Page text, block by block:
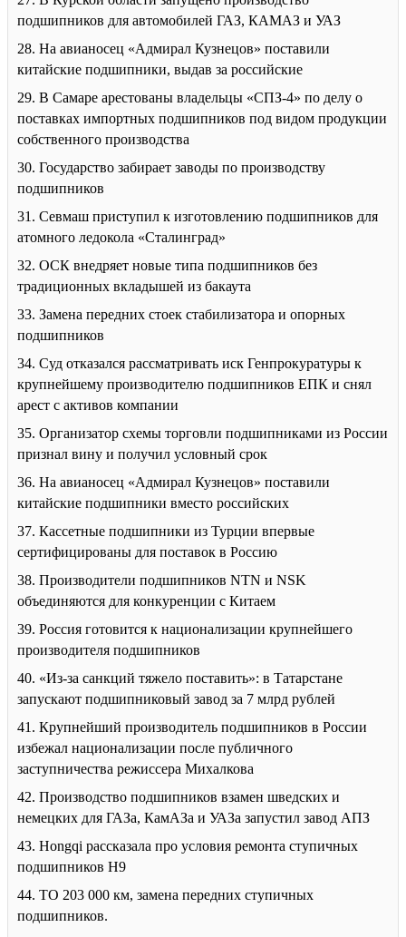
подшипников для автомобилей ГАЗ, КАМАЗ и УАЗ
28. На авианосец «Адмирал Кузнецов» поставили
китайские подшипники, выдав за российские
29. В Самаре арестованы владельцы «СПЗ-4» по делу о
поставках импортных подшипников под видом продукции
собственного производства
30. Государство забирает заводы по производству
подшипников
31. Севмаш приступил к изготовлению подшипников для
атомного ледокола «Сталинград»
32. ОСК внедряет новые типа подшипников без
традиционных вкладышей из бакаута
33. Замена передних стоек стабилизатора и опорных
подшипников
34. Суд отказался рассматривать иск Генпрокуратуры к
крупнейшему производителю подшипников ЕПК и снял
арест с активов компании
35. Организатор схемы торговли подшипниками из России
признал вину и получил условный срок
36. На авианосец «Адмирал Кузнецов» поставили
китайские подшипники вместо российских
37. Кассетные подшипники из Турции впервые
сертифицированы для поставок в Россию
38. Производители подшипников NTN и NSK
объединяются для конкуренции с Китаем
39. Россия готовится к национализации крупнейшего
производителя подшипников
40. «Из-за санкций тяжело поставить»: в Татарстане
запускают подшипниковый завод за 7 млрд рублей
41. Крупнейший производитель подшипников в России
избежал национализации после публичного
заступничества режиссера Михалкова
42. Производство подшипников взамен шведских и
немецких для ГАЗа, КамАЗа и УАЗа запустил завод АПЗ
43. Hongqi рассказала про условия ремонта ступичных
подшипников H9
44. ТО 203 000 км, замена передних ступичных
подшипников.